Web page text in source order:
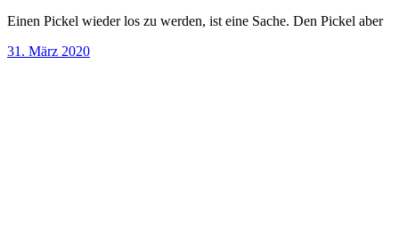
Einen Pickel wieder los zu werden, ist eine Sache. Den Pickel aber
31. März 2020